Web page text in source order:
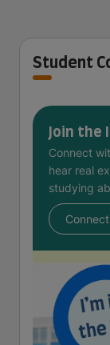
Student
Join the
Connect
hear real
studying